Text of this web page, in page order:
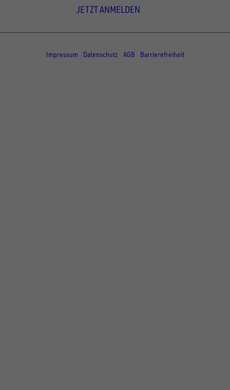
JETZT ANMELDEN
Impressum
Datenschutz AGB Barrierefreiheit